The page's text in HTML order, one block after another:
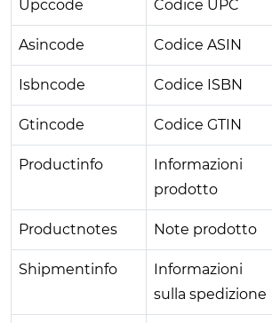
Upccode Codice UPC
Asincode Codice ASIN
Isbncode Codice ISBN
Gtincode Codice GTIN
Productinfo
Informazioni
prodotto
Productnotes Note prodotto
Shipmentinfo
Informazioni
sulla spedizione